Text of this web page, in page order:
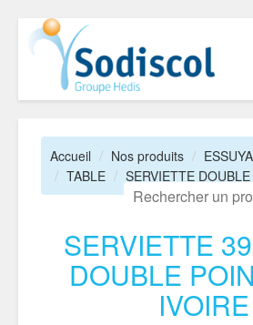
Accueil Nos produits
TABLE
SERVIETTE
SERVIETTE
DOUBLE
IVOIRE